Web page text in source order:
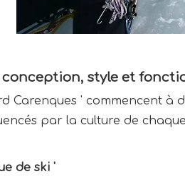
conception, style et
Carenques ' commencent
par la culture de
de ski '